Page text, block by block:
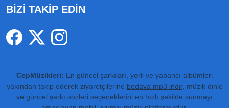
BİZİ TAKİP EDİN
CepMüzikleri: En güncel şarkıları, yerli ve yabancı albümleri
yakından takip ederek ziyaretçilerine bedava mp3 indir, müzik dinle
ve güncel şarkı sözleri seçeneklerini en hızlı şekilde sunmayı